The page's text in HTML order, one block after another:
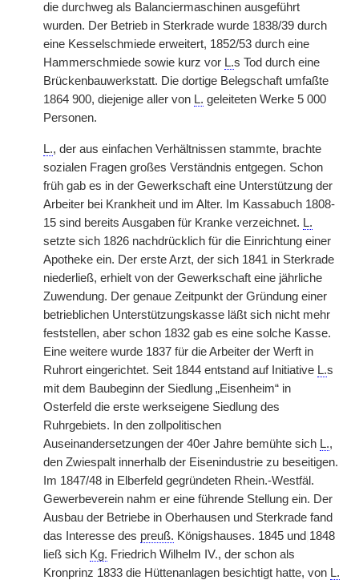
die durchweg als Balanciermaschinen ausgeführt
wurden. Der Betrieb in Sterkrade wurde 1838/39 durch
eine Kesselschmiede erweitert, 1852/53 durch eine
Hammerschmiede sowie kurz vor L.s Tod durch eine
Brückenbauwerkstatt. Die dortige Belegschaft umfaßte
1864 900, diejenige aller von L. geleiteten Werke 5 000
Personen.
L., der aus einfachen Verhältnissen stammte, brachte
sozialen Fragen großes Verständnis entgegen. Schon
früh gab es in der Gewerkschaft eine Unterstützung der
Arbeiter bei Krankheit und im Alter. Im Kassabuch 1808-
15 sind bereits Ausgaben für Kranke verzeichnet. L.
setzte sich 1826 nachdrücklich für die Einrichtung einer
Apotheke ein. Der erste Arzt, der sich 1841 in Sterkrade
niederließ, erhielt von der Gewerkschaft eine jährliche
Zuwendung. Der genaue Zeitpunkt der Gründung einer
betrieblichen Unterstützungskasse läßt sich nicht mehr
feststellen, aber schon 1832 gab es eine solche Kasse.
Eine weitere wurde 1837 für die Arbeiter der Werft in
Ruhrort eingerichtet. Seit 1844 entstand auf Initiative L.s
mit dem Baubeginn der Siedlung „Eisenheim“ in
Osterfeld die erste werkseigene Siedlung des
Ruhrgebiets. In den zollpolitischen
Auseinandersetzungen der 40er Jahre bemühte sich L.,
den Zwiespalt innerhalb der Eisenindustrie zu beseitigen.
Im 1847/48 in Elberfeld gegründeten Rhein.-Westfäl.
Gewerbeverein nahm er eine führende Stellung ein. Der
Ausbau der Betriebe in Oberhausen und Sterkrade fand
das Interesse des preuß. Königshauses. 1845 und 1848
ließ sich Kg. Friedrich Wilhelm IV., der schon als
Kronprinz 1833 die Hüttenanlagen besichtigt hatte, von L.